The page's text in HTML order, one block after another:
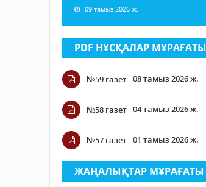
09 тамыз 2026 ж.
PDF НҰСҚАЛАР МҰРАҒАТЫ
№59 газет 08 тамыз 2026 ж.
№58 газет 04 тамыз 2026 ж.
№57 газет 01 тамыз 2026 ж.
ЖАҢАЛЫҚТАР МҰРАҒАТЫ